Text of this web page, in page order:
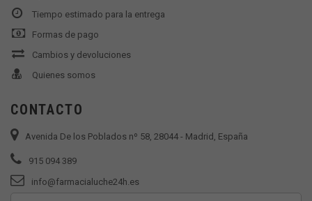
Tiempo estimado para la entrega
Formas de pago
Cambios y devoluciones
Quienes somos
CONTACTO
Avenida De los Poblados nº 58, 28044 - Madrid, España
915 094 389
info@farmacialuche24h.es